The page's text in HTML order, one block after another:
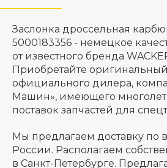
Заслонка дроссельная
5000183356 - немецкое
от известного бренда
Приобретайте
официального дилера,
Машин», имеющего
поставок запчастей для
Мы предлагаем доставку по
России. Располагаем
в Санкт-Петербурге.